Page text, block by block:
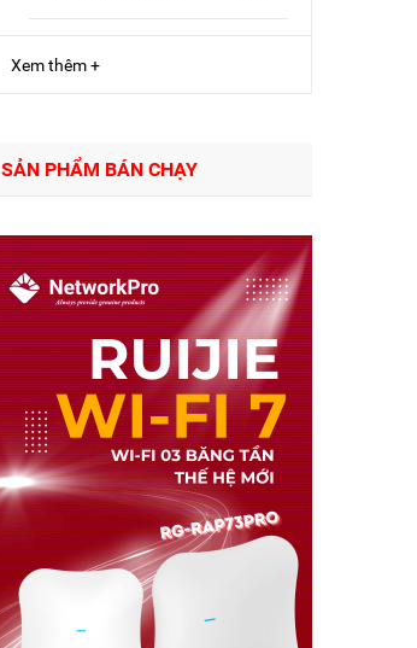
Xem thêm +
SẢN PHẨM BÁN CHẠY